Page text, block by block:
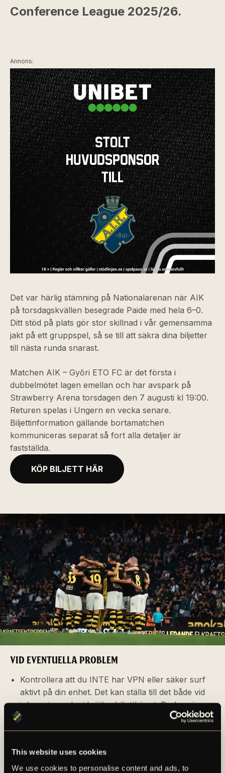
This website uses cookies
We use cookies to personalise content and ads, to
Conference League 2025/26.
Annons:
Det var härlig stämning på Nationalarenan när AIK
på torsdagskvällen besegrade Paide med hela 6–0.
Ditt stöd på plats gör stor skillnad i vår gemensamma
jakt på ett gruppspel, så se till att säkra dina biljetter
till nästa runda snarast.
Matchen AIK – Győri ETO FC är det första i
dubbelmötet lagen emellan och har avspark på
Strawberry Arena torsdagen den 7 augusti kl 19:00.
Returen spelas i Ungern en vecka senare.
Biljettinformation gällande bortamatchen
kommuniceras separat så fort alla detaljer är
fastställda.
KÖP BILJETT HÄR
VID EVENTUELLA PROBLEM
Kontrollera att du INTE har VPN eller säker surf
aktivt på din enhet. Det kan ställa till det både vid
inloggning och vid själva biljettköpet. Du kan även
testa att logga in via en annan enhet eller ett annat
nätverk.
Om du stöter på andra problem eller har frågor,
kontaktabiljett@aikfotboll.seså hjälper vi dig